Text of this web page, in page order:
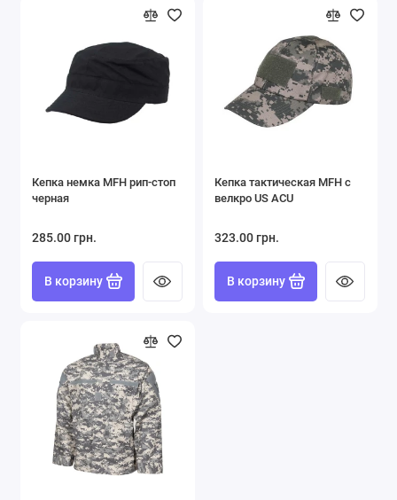
Кепка немка MFH рип-стоп
черная
285.00 грн.
В корзину
Кепка тактическая MFH с
велкро US ACU
323.00 грн.
В корзину